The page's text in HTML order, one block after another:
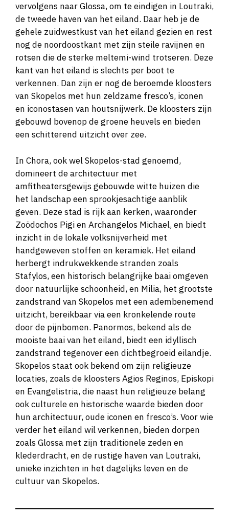
vervolgens naar Glossa, om te eindigen in Loutraki,
de tweede haven van het eiland. Daar heb je de
gehele zuidwestkust van het eiland gezien en rest
nog de noordoostkant met zijn steile ravijnen en
rotsen die de sterke meltemi-wind trotseren. Deze
kant van het eiland is slechts per boot te
verkennen. Dan zijn er nog de beroemde kloosters
van Skopelos met hun zeldzame fresco’s, iconen
en iconostasen van houtsnijwerk. De kloosters zijn
gebouwd bovenop de groene heuvels en bieden
een schitterend uitzicht over zee.
In Chora, ook wel Skopelos-stad genoemd,
domineert de architectuur met
amfitheatersgewijs gebouwde witte huizen die
het landschap een sprookjesachtige aanblik
geven. Deze stad is rijk aan kerken, waaronder
Zoödochos Pigi en Archangelos Michael, en biedt
inzicht in de lokale volksnijverheid met
handgeweven stoffen en keramiek. Het eiland
herbergt indrukwekkende stranden zoals
Stafylos, een historisch belangrijke baai omgeven
door natuurlijke schoonheid, en Milia, het grootste
zandstrand van Skopelos met een adembenemend
uitzicht, bereikbaar via een kronkelende route
door de pijnbomen. Panormos, bekend als de
mooiste baai van het eiland, biedt een idyllisch
zandstrand tegenover een dichtbegroeid eilandje.
Skopelos staat ook bekend om zijn religieuze
locaties, zoals de kloosters Agios Reginos, Episkopi
en Evangelistria, die naast hun religieuze belang
ook culturele en historische waarde bieden door
hun architectuur, oude iconen en fresco’s. Voor wie
verder het eiland wil verkennen, bieden dorpen
zoals Glossa met zijn traditionele zeden en
klederdracht, en de rustige haven van Loutraki,
unieke inzichten in het dagelijks leven en de
cultuur van Skopelos.